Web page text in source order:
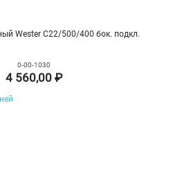
Wester C22/500/400 бок. подкл.
0-00-1030
4 560,00 ₽